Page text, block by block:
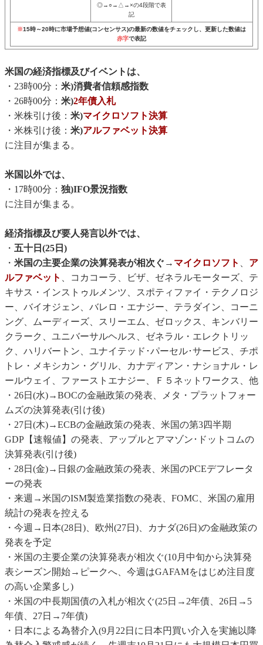
◎→○→△→×の4段階で表
記
※15時～20時に市場予想値(コンセンサス)の最新の数値をチェックし、更新した数値は
赤字で表記
米国の経済指標及びイベントは、
・23時00分： 米)消費者信頼感指数
・26時00分： 米)2年債入札
・米株引け後： 米)マイクロソフト決算
・米株引け後： 米)アルファベット決算
に注目が集まる。
米国以外では、
・17時00分： 独)IFO景況指数
に注目が集まる。
経済指標及び要人発言以外では、
・ 五十日(25日)
・ 米国の主要企業の決算発表が相次ぐ → マイクロソフト 、 ア
ルファベット 、コカコーラ、ビザ、ゼネラルモーターズ、テ
キサス・インストゥルメンツ、スポティファイ・テクノロジ
ー、バイオジェン、バレロ・エナジー、テラダイン、コーニ
ング、ムーディーズ、スリーエム、ゼロックス、キンバリー
クラーク、ユニバーサルヘルス、ゼネラル・エレクトリッ
ク、ハリバートン、ユナイテッド･パーセル･サービス、チポ
トレ・メキシカン・グリル、カナディアン・ナショナル・レ
ールウェイ、ファーストエナジー、Ｆ５ネットワークス、他
・26日(水)→BOCの金融政策の発表、メタ・プラットフォー
ムズの決算発表(引け後)
・27日(木)→ECBの金融政策の発表、米国の第3四半期
GDP【速報値】の発表、アップルとアマゾン･ドットコムの
決算発表(引け後)
・28日(金)→日銀の金融政策の発表、米国のPCEデフレータ
ーの発表
・来週→米国のISM製造業指数の発表、FOMC、米国の雇用
統計の発表を控える
・今週→日本(28日)、欧州(27日)、カナダ(26日)の金融政策の
発表を予定
・米国の主要企業の決算発表が相次ぐ(10月中旬から決算発
表シーズン開始→ピークへ、今週はGAFAMをはじめ注目度
の高い企業多し)
・米国の中長期国債の入札が相次ぐ(25日→2年債、26日→5
年債、27日→7年債)
・日本による為替介入(9月22日に日本円買い介入を実施以降